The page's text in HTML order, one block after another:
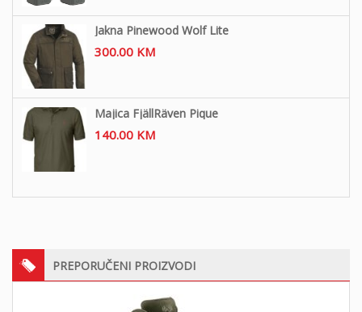
Jakna Pinewood Wolf Lite
300.00 KM
Majica FjällRäven Pique
140.00 KM
PREPORUČENI PROIZVODI